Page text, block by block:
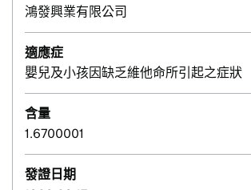
鴻發興業有限公司
適應症
嬰兒及小孩因缺乏維他命所引起之症狀
含量
1.6700001
發證日期